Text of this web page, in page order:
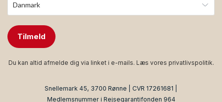
Tilmeld
Du kan altid afmelde dig via linket i e-mails. Læs vores privatlivspolitik.
Snellemark 45, 3700 Rønne | CVR 17261681 |
Medlemsnummer i Rejsegarantifonden 964